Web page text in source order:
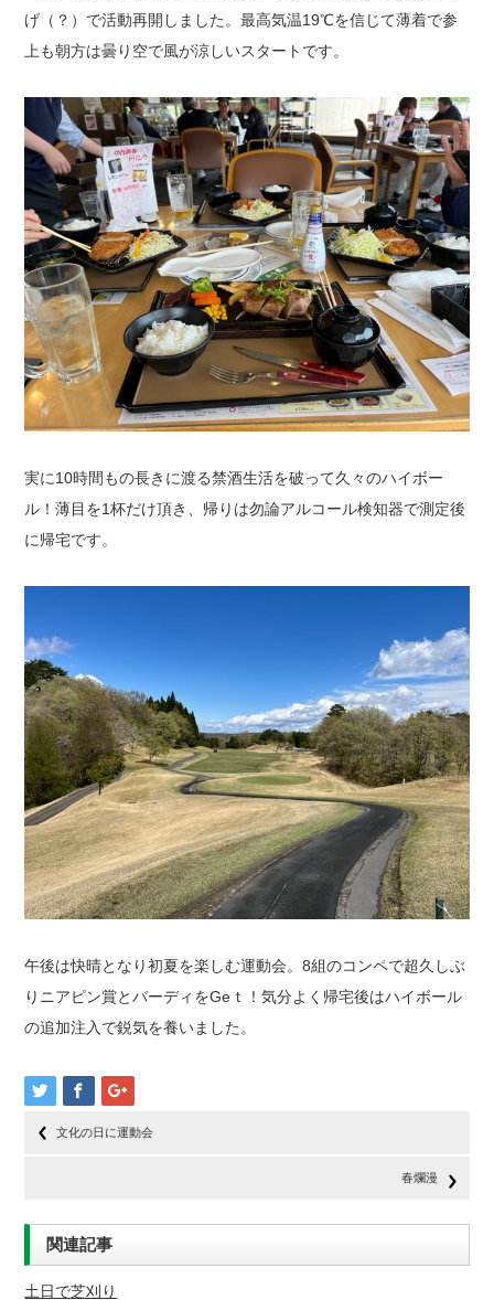
げ（？）で活動再開しました。最高気温19℃を信じて薄着で参
上も朝方は曇り空で風が涼しいスタートです。
実に10時間もの長きに渡る禁酒生活を破って久々のハイボー
ル！薄目を1杯だけ頂き、帰りは勿論アルコール検知器で測定後
に帰宅です。
午後は快晴となり初夏を楽しむ運動会。8組のコンペで超久しぶ
りニアピン賞とバーディをGeｔ！気分よく帰宅後はハイボール
の追加注入で鋭気を養いました。
文化の日に運動会
春爛漫
関連記事
土日で芝刈り